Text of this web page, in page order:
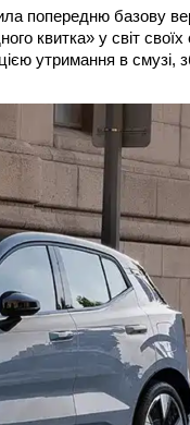
попередню базову
квитка» у світ
утримання в смузі,